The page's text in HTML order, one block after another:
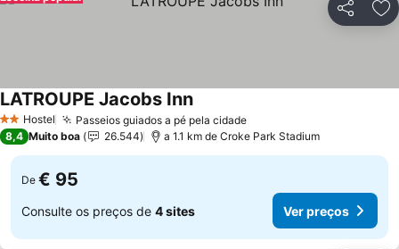
Partilhar
2 Estrelas
Hostel Passeios guiados a pé pela cidadeVer preços
LATROUPE Jacobs InnVer preços
8,4 Muito boa 26.544 a 1.1 km de Croke Park Stadium
De € 95
Consulte os preços de 4 sites Ver preços